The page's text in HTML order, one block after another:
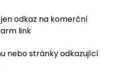
odkaz na komerční
link
nebo stránky odkazující